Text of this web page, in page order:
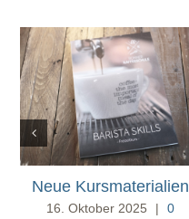
Neue Kursmaterialien
16. Oktober 2025 |
0